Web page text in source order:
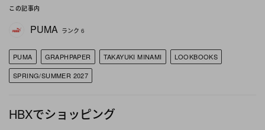
子、Olfactive Studio Neによる“苔”を主題とした香
り、陶芸家 吉田直嗣が特別制作した白磁花器、南貴
之が所有する新城大地郎の作品などを通じて、コレ
クションの世界観を空間全体で表現。なお、今回は
ルック画像を中心に公開されており、衣服そのもの
からテーマの広がりを読み取る構成となっている。
この記事内
PUMA ランク 6
PUMA GRAPHPAPER TAKAYUKI MINAMI
LOOKBOOKS
SPRING/SUMMER 2027
HBXでショッピング